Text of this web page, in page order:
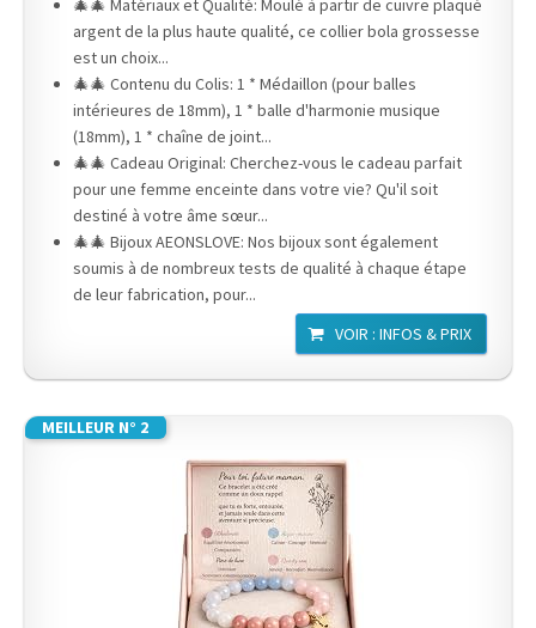
🎄🎄 Matériaux et Qualité: Moulé à partir de cuivre plaqué
argent de la plus haute qualité, ce collier bola grossesse
est un choix...
🎄🎄 Contenu du Colis: 1 * Médaillon (pour balles
intérieures de 18mm), 1 * balle d'harmonie musique
(18mm), 1 * chaîne de joint...
🎄🎄 Cadeau Original: Cherchez-vous le cadeau parfait
pour une femme enceinte dans votre vie? Qu'il soit
destiné à votre âme sœur...
🎄🎄 Bijoux AEONSLOVE: Nos bijoux sont également
soumis à de nombreux tests de qualité à chaque étape
de leur fabrication, pour...
VOIR : INFOS & PRIX
MEILLEUR N° 2